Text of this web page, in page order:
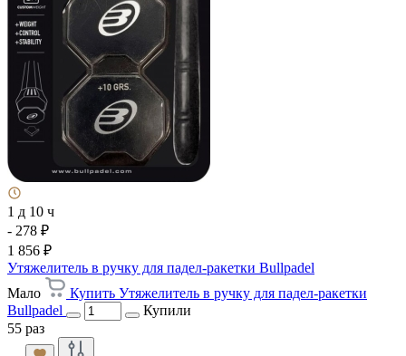
1 д 10 ч
- 278 ₽
1 856 ₽
Утяжелитель в ручку для падел-ракетки Bullpadel
Мало
Купить Утяжелитель в ручку для падел-ракетки
Bullpadel
Купили
55 раз